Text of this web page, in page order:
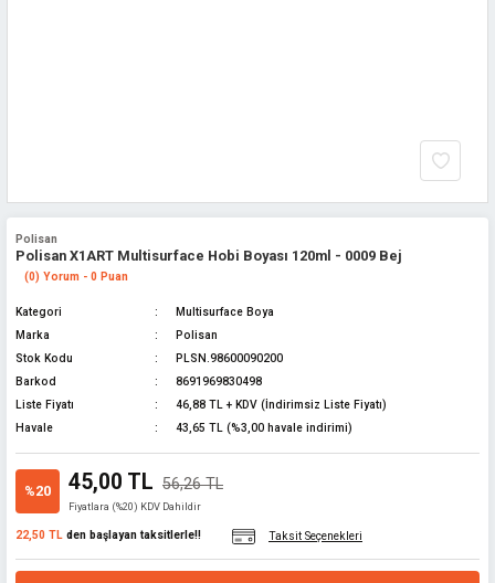
Polisan
Polisan X1ART Multisurface Hobi Boyası 120ml - 0009 Bej
(0) Yorum - 0 Puan
Kategori
Multisurface Boya
Marka
Polisan
Stok Kodu
PLSN.98600090200
Barkod
8691969830498
Liste Fiyatı
46,88 TL + KDV (İndirimsiz Liste Fiyatı)
Havale
43,65 TL (%3,00 havale indirimi)
%20 45,00 TL 56,26 TL
Fiyatlara (%20) KDV Dahildir
22,50 TL den başlayan taksitlerle!! Taksit Seçenekleri